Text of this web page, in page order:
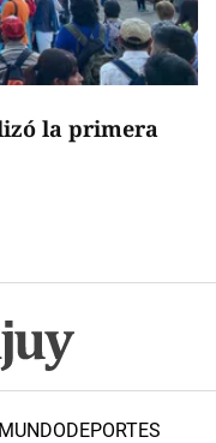
la primera
MUNDODEPORTES